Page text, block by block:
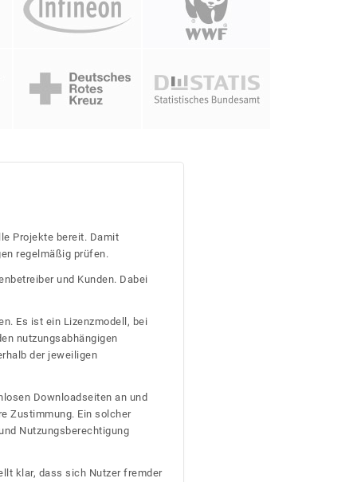
Projekte bereit. Damit
regelmäßig prüfen.
und Kunden. Dabei
Es ist ein Lizenzmodell, bei
nutzungsabhängigen
der jeweiligen
Downloadseiten an und
Zustimmung. Ein solcher
Nutzungsberechtigung
klar, dass sich Nutzer fremder